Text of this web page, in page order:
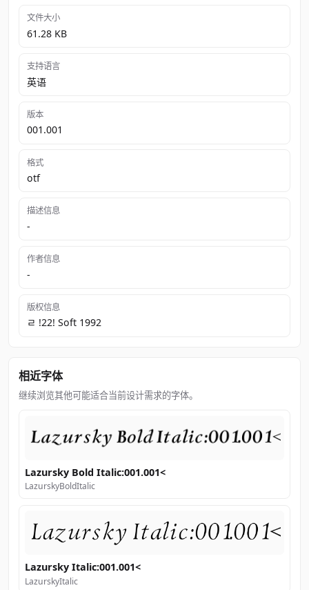
文件大小
61.28 KB
支持语言
英语
版本
001.001
格式
otf
描述信息
-
作者信息
-
版权信息
ﾩ !22! Soft 1992
相近字体
继续浏览其他可能适合当前设计需求的字体。
Lazursky Bold Italic:001.001<
LazurskyBoldItalic
Lazursky Italic:001.001<
LazurskyItalic